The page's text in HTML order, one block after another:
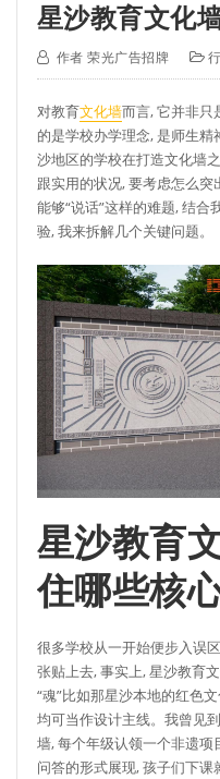
星沙教育文化
作者荣光广告招牌
对教育文化墙而言, 它并非只
的是学校办学理念, 是师生
沙地区的学校在打造文化墙
跟实用的状况, 要考虑怎么
能够“说话”这样的难题, 结
验, 我来拆解几个关键问题。
星沙教育
住哪些核
很多学校从一开始便步入误
张贴上去, 事实上, 星沙教育
“魂”比如那星沙本地的红色
均可当作设计主线。我曾见
墙, 每个年级认领一个非遗
问答的形式展现, 孩子们下